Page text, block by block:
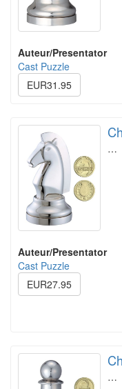
Auteur/Presentator
Cast Puzzle
EUR31.95
…
Auteur/Presentator
Cast Puzzle
EUR27.95
…